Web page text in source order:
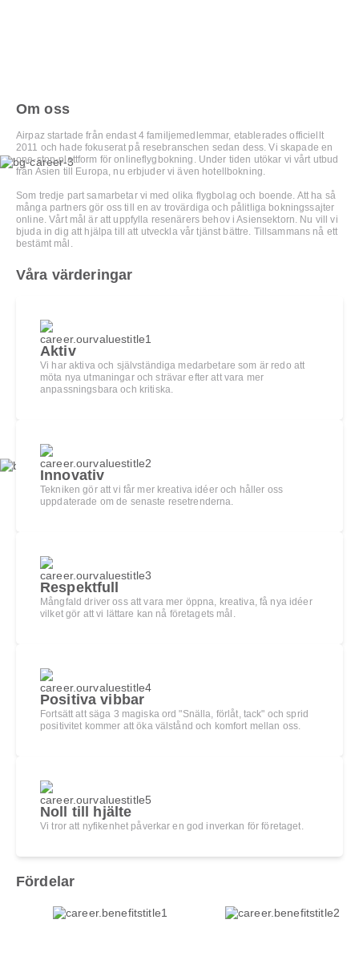
Om oss
Airpaz startade från endast 4 familjemedlemmar, etablerades officiellt
2011 och hade fokuserat på resebranschen sedan dess. Vi skapade en
one-stop-plattform för onlineflygbokning. Under tiden utökar vi vårt utbud
från Asien till Europa, nu erbjuder vi även hotellbokning.
Som tredje part samarbetar vi med olika flygbolag och boende. Att ha så
många partners gör oss till en av trovärdiga och pålitliga bokningssajter
online. Vårt mål är att uppfylla resenärers behov i Asiensektorn. Nu vill vi
bjuda in dig att hjälpa till att utveckla vår tjänst bättre. Tillsammans nå ett
bestämt mål.
Våra värderingar
Aktiv
Vi har aktiva och självständiga medarbetare som är redo att
möta nya utmaningar och strävar efter att vara mer
anpassningsbara och kritiska.
Innovativ
Tekniken gör att vi får mer kreativa idéer och håller oss
uppdaterade om de senaste resetrenderna.
Respektfull
Mångfald driver oss att vara mer öppna, kreativa, få nya idéer
vilket gör att vi lättare kan nå företagets mål.
Positiva vibbar
Fortsätt att säga 3 magiska ord "Snälla, förlåt, tack" och sprid
positivitet kommer att öka välstånd och komfort mellan oss.
Noll till hjälte
Vi tror att nyfikenhet påverkar en god inverkan för företaget.
Fördelar